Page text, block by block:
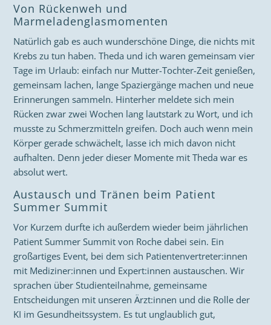
Von Rückenweh und
Marmeladenglasmomenten
Natürlich gab es auch wunderschöne Dinge, die nichts mit
Krebs zu tun haben. Theda und ich waren gemeinsam vier
Tage im Urlaub: einfach nur Mutter-Tochter-Zeit genießen,
gemeinsam lachen, lange Spaziergänge machen und neue
Erinnerungen sammeln. Hinterher meldete sich mein
Rücken zwar zwei Wochen lang lautstark zu Wort, und ich
musste zu Schmerzmitteln greifen. Doch auch wenn mein
Körper gerade schwächelt, lasse ich mich davon nicht
aufhalten. Denn jeder dieser Momente mit Theda war es
absolut wert.
Austausch und Tränen beim Patient
Summer Summit
Vor Kurzem durfte ich außerdem wieder beim jährlichen
Patient Summer Summit von Roche dabei sein. Ein
großartiges Event, bei dem sich Patientenvertreter:innen
mit Mediziner:innen und Expert:innen austauschen. Wir
sprachen über Studienteilnahme, gemeinsame
Entscheidungen mit unseren Ärzt:innen und die Rolle der
KI im Gesundheitssystem. Es tut unglaublich gut,